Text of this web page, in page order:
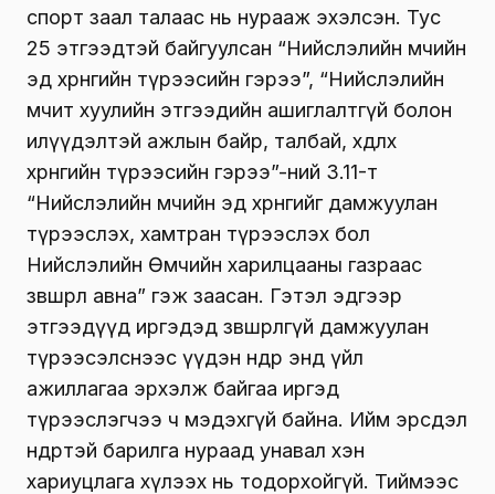
спорт заал талаас нь нурааж эхэлсэн. Тус
25 этгээдтэй байгуулсан “Нийслэлийн өмчийн
эд хөрөнгийн түрээсийн гэрээ”, “Нийслэлийн
өмчит хуулийн этгээдийн ашиглалтгүй болон
илүүдэлтэй ажлын байр, талбай, хөдлөх
хөрөнгийн түрээсийн гэрээ”-ний 3.11-т
“Нийслэлийн өмчийн эд хөрөнгийг дамжуулан
түрээслэх, хамтран түрээслэх бол
Нийслэлийн Өмчийн харилцааны газраас
зөвшөөрөл авна” гэж заасан. Гэтэл эдгээр
этгээдүүд иргэдэд зөвшөөрөлгүй дамжуулан
түрээсэлснээс үүдэн өнөөдөр энд үйл
ажиллагаа эрхэлж байгаа иргэд
түрээслэгчээ ч мэдэхгүй байна. Ийм эрсдэл
өндөртэй барилга нураад унавал хэн
хариуцлага хүлээх нь тодорхойгүй. Тиймээс